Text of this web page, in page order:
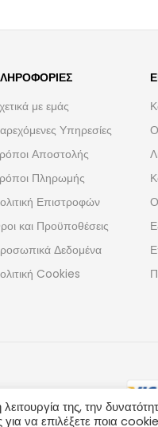
με εμάς
Υπηρεσίες
Αποστολής
Πληρωμής
Επιστροφών
και Προϋποθέσεις
Δεδομένα
Cookies
της, την
για να επιλέξετε ποια